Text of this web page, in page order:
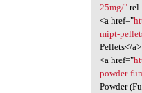
25mg/"
<a href="
mipt-
Pellets</a>
<a href="
powder-
Powder